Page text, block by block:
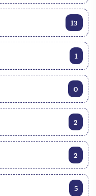
13
1
0
2
2
5